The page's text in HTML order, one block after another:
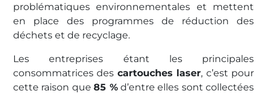
problématiques environnementales et mettent
en place des programmes de réduction des
déchets et de recyclage.
Les entreprises étant les principales
consommatrices des cartouches laser, c’est pour
cette raison que85 %d’entre elles sont collectées